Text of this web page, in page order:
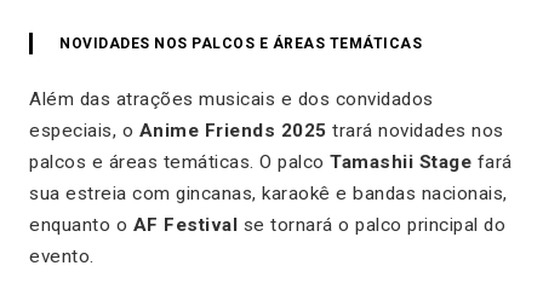
NOVIDADES NOS PALCOS E ÁREAS TEMÁTICAS
Além das atrações musicais e dos convidados
especiais, o Anime Friends 2025 trará novidades nos
palcos e áreas temáticas. O palco Tamashii Stage fará
sua estreia com gincanas, karaokê e bandas nacionais,
enquanto o AF Festival se tornará o palco principal do
evento.